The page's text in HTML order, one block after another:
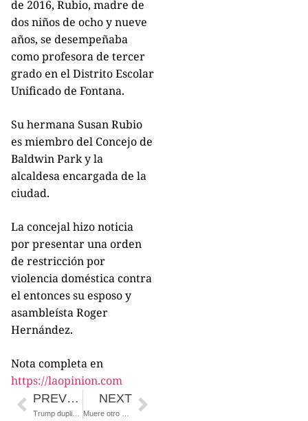
de 2016, Rubio, madre de
dos niños de ocho y nueve
años, se desempeñaba
como profesora de tercer
grado en el Distrito Escolar
Unificado de Fontana.
Su hermana Susan Rubio
es miembro del Concejo de
Baldwin Park y la
alcaldesa encargada de la
ciudad.
La concejal hizo noticia
por presentar una orden
de restricción por
violencia doméstica contra
el entonces su esposo y
asambleísta Roger
Hernández.
Nota completa en
https://laopinion.com
PREVIOUS NEXT